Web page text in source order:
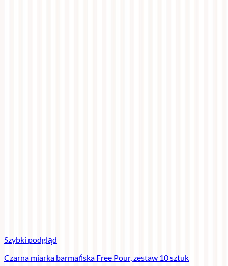
Szybki podgląd
Czarna miarka barmańska Free Pour, zestaw 10 sztuk